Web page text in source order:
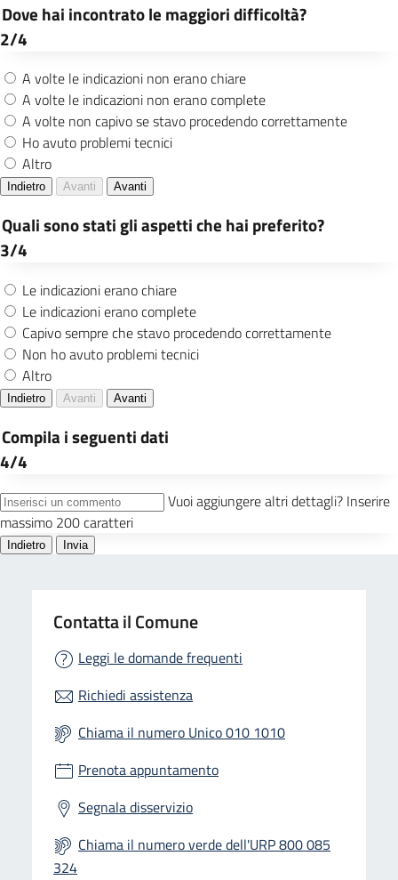
Contatta il Comune
Leggi le domande frequenti
Richiedi assistenza
Chiama il numero Unico 010 1010
Prenota appuntamento
Segnala disservizio
Chiama il numero verde dell'URP 800 085
324